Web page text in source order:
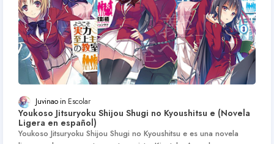
Juvinao Escolar
Youkoso Jitsuryoku Shijou Shugi no Kyoushitsu e (Novela
Ligera en español)
Youkoso Jitsuryoku Shijou Shugi no Kyoushitsu e es una novela